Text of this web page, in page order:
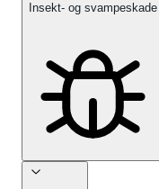
Insekt- og svampeskade